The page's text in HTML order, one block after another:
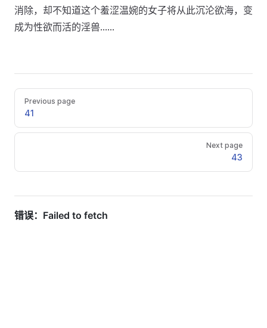
消除，却不知道这个羞涩温婉的女子将从此沉沦欲海，变
成为性欲而活的淫兽……
Previous page
41
Next page
43